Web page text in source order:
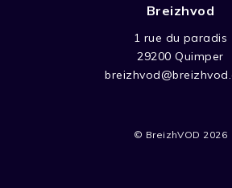
Breizhvod
1 rue du paradis
29200 Quimper
© BreizhVOD 2026